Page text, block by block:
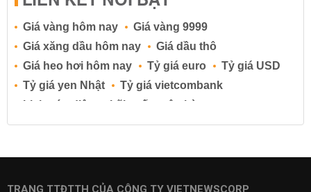
Giá vàng hôm nay
Giá vàng 9999
Giá xăng dầu hôm nay
Giá dầu thô
Giá heo hơi hôm nay
Tỷ giá euro
Tỷ giá USD
Tỷ giá yen Nhật
Tỷ giá vietcombank
Lịch cúp điện
Lãi suất ngân hàng
Lãi suất tiết kiệm
Lãi suất tiền gửi
Lãi suất ngân hàng BIDV
TRANG TTĐTTH CỦA CÔNG TY VIETNEWSCORP